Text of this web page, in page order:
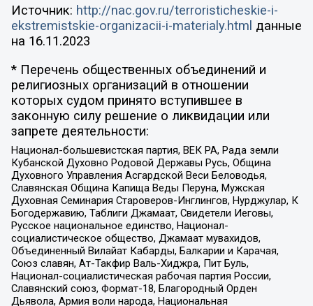
Источник: http://nac.gov.ru/terroristicheskie-i-
ekstremistskie-organizacii-i-materialy.html данные
на 16.11.2023
* Перечень общественных объединений и
религиозных организаций в отношении
которых судом принято вступившее в
законную силу решение о ликвидации или
запрете деятельности:
Национал-большевистская партия, ВЕК РА, Рада земли
Кубанской Духовно Родовой Державы Русь, Община
Духовного Управления Асгардской Веси Беловодья,
Славянская Община Капища Веды Перуна, Мужская
Духовная Семинария Староверов-Инглингов, Нурджулар, К
Богодержавию, Таблиги Джамаат, Свидетели Иеговы,
Русское национальное единство, Национал-
социалистическое общество, Джамаат мувахидов,
Объединенный Вилайат Кабарды, Балкарии и Карачая,
Союз славян, Ат-Такфир Валь-Хиджра, Пит Буль,
Национал-социалистическая рабочая партия России,
Славянский союз, Формат-18, Благородный Орден
Дьявола, Армия воли народа, Национальная